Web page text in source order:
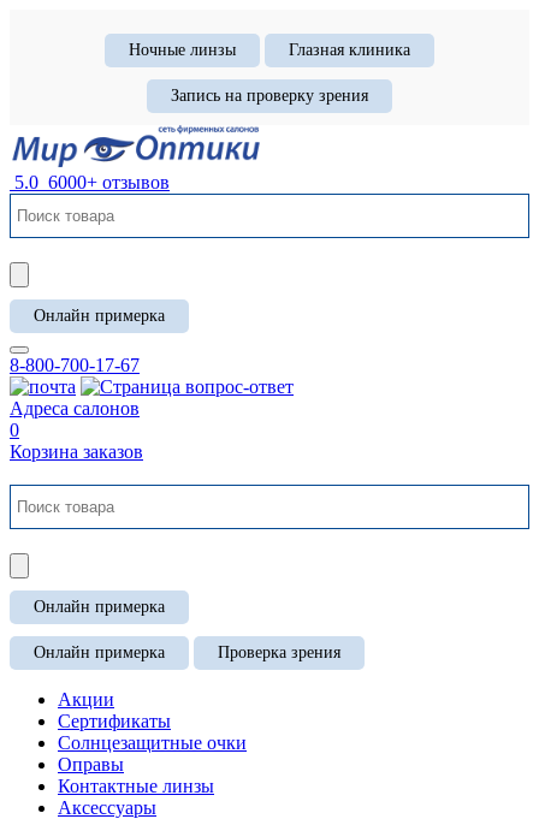
Ночные линзы Глазная клиника
Запись на проверку зрения
5.0 6000+ отзывов
Онлайн примерка
8-800-700-17-67
Адреса салонов
0
Корзина заказов
Онлайн примерка
Онлайн примерка Проверка зрения
Акции
Сертификаты
Солнцезащитные очки
Оправы
Контактные линзы
Аксессуары